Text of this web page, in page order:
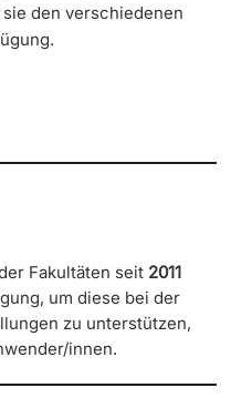
ADAM
für Dozierende
den verschiedenen
Fakultäten seit 2011
um diese bei der
zu unterstützen,
innen.